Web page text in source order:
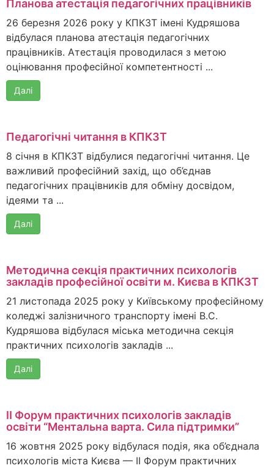
Планова атестація педагогічних працівників
26 березня 2026 року у КПКЗТ імені Кудряшова
відбулася планова атестація педагогічних
працівників. Атестація проводилася з метою
оцінювання професійної компетентності ...
Далі
Педагогічні читання в КПКЗТ
8 січня в КПКЗТ відбулися педагогічні читання. Це
важливий професійний захід, що об’єднав
педагогічних працівників для обміну досвідом,
ідеями та ...
Далі
Методична секція практичних психологів
закладів професійної освіти м. Києва в КПКЗТ
21 листопада 2025 року у Київському професійному
коледжі залізничного транспорту імені В.С.
Кудряшова відбулася міська методична секція
практичних психологів закладів ...
Далі
ІІ Форум практичних психологів закладів
освіти “Ментальна варта. Сила підтримки”
16 жовтня 2025 року відбулася подія, яка об’єднала
психологів міста Києва — ІІ Форум практичних